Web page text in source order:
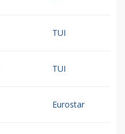
TUI
TUI
Eurostar